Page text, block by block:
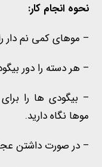
نحوه انجام کار:
– موهای کمی نم
– هر دسته را دور
– بیگودی ها را
موها نگاه دارید.
– در صورت داشتن